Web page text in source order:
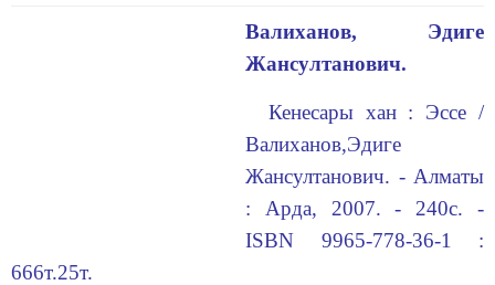
Валиханов, Эдиге
Жансултанович.
Кенесары хан : Эссе /
Валиханов,Эдиге
Жансултанович. - Алматы
: Арда, 2007. - 240с. -
ISBN 9965-778-36-1 :
666т.25т.